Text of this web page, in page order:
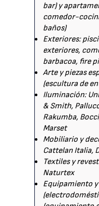
bar) y
comedor-
baños)
Exteriores:
exteriores,
barbacoa, fire
Arte y piezas
(escultura de
Iluminación:
& Smith,
Rakumba,
Marset
Mobiliario y
Cattelan Italia,
Textiles y
Naturtex
Equipamiento